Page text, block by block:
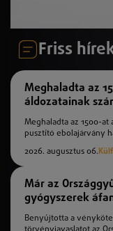
Friss
Meghaladta az
áldozatainak
Meghaladta az 1500-at
pusztító ebolajárvány
2026. augusztus 06.
Már az
gyógyszerek
törvényjavaslat
Benyújtotta a